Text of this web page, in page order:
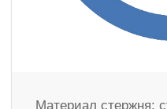
Материал стержня: